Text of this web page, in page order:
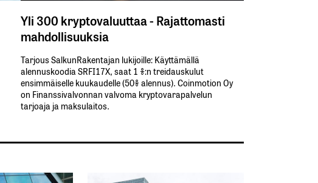
Yli 300 kryptovaluuttaa - Rajattomasti
mahdollisuuksia
Tarjous SalkunRakentajan lukijoille: Käyttämällä​ ​
alennuskoodia​ ​SRFI17X,​ ​saat​ ​1 %:n treidauskulut​ ​
ensimmäiselle​ ​kuukaudelle​ ​(50%​ ​alennus). Coinmotion Oy
on Finanssivalvonnan valvoma kryptovarapalvelun
tarjoaja ja maksulaitos.